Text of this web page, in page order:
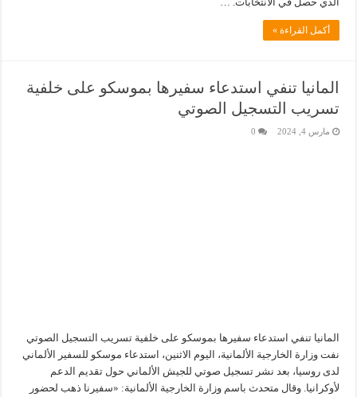
أكمل القراءة »
المانيا تنفي استدعاء سفيرها بموسكو على خلفية
تسريب التسجيل الصوتي
مارس 4, 2024 0
المانيا تنفي استدعاء سفيرها بموسكو على خلفية تسريب التسجيل الصوتي
نفت وزارة الخارجية الألمانية، اليوم الاثنين، استدعاء موسكو للسفير الألماني
لدى روسيا، بعد نشر تسجيل صوتي للجيش الألماني حول تقديم الدعم
لأوكرانيا. وقال متحدث باسم وزارة الخارجية الألمانية: «سفيرنا ذهب لحضور